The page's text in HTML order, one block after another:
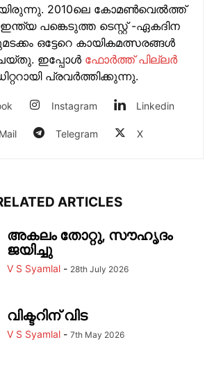
2010ലെ കോമണ്‍വെല്‍ത്ത്
പങ്കെടുത്ത ടെസ്റ്റ് -ഏകദിന
ഒട്ടേറെ കായികമത്സരങ്ങള്‍
ചെയ്തു. ഇപ്പോള്‍ ഫോ‍ർത്ത് പില്ല‍ർ
പ്രവ‍ർത്തിക്കുന്നു.
Instagram Linkedin
Mail Telegram X
ARTICLES
അകലം തോറ്റു, സൗഹൃദം
ജയിച്ചു
V S Syamlal - 28th July 2026
വിക്ടറിന് വിട
V S Syamlal - 7th May 2026